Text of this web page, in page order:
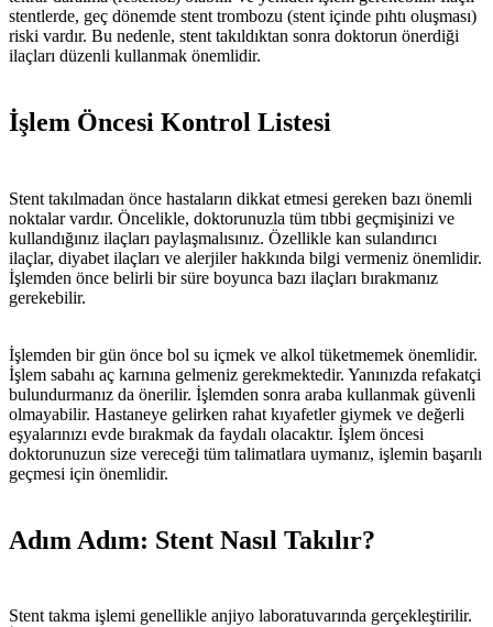
stentlerde, geç dönemde stent trombozu (stent içinde pıhtı oluşması)
riski vardır. Bu nedenle, stent takıldıktan sonra doktorun önerdiği
ilaçları düzenli kullanmak önemlidir.
İşlem Öncesi Kontrol Listesi
Stent takılmadan önce hastaların dikkat etmesi gereken bazı önemli
noktalar vardır. Öncelikle, doktorunuzla tüm tıbbi geçmişinizi ve
kullandığınız ilaçları paylaşmalısınız. Özellikle kan sulandırıcı
ilaçlar, diyabet ilaçları ve alerjiler hakkında bilgi vermeniz önemlidir.
İşlemden önce belirli bir süre boyunca bazı ilaçları bırakmanız
gerekebilir.
İşlemden bir gün önce bol su içmek ve alkol tüketmemek önemlidir.
İşlem sabahı aç karnına gelmeniz gerekmektedir. Yanınızda refakatçi
bulundurmanız da önerilir. İşlemden sonra araba kullanmak güvenli
olmayabilir. Hastaneye gelirken rahat kıyafetler giymek ve değerli
eşyalarınızı evde bırakmak da faydalı olacaktır. İşlem öncesi
doktorunuzun size vereceği tüm talimatlara uymanız, işlemin başarılı
geçmesi için önemlidir.
Adım Adım: Stent Nasıl Takılır?
Stent takma işlemi genellikle anjiyo laboratuvarında gerçekleştirilir.